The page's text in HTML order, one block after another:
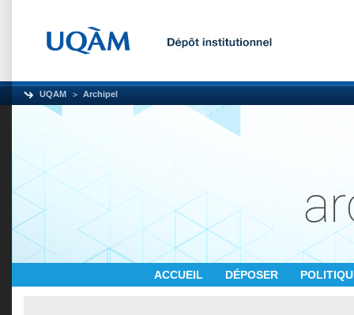
UQAM Archipel
ACCUEIL DÉPOSER